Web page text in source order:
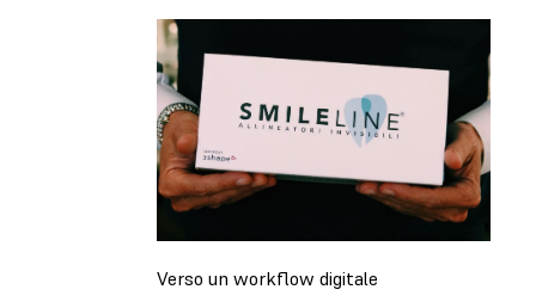
Verso un workflow digitale